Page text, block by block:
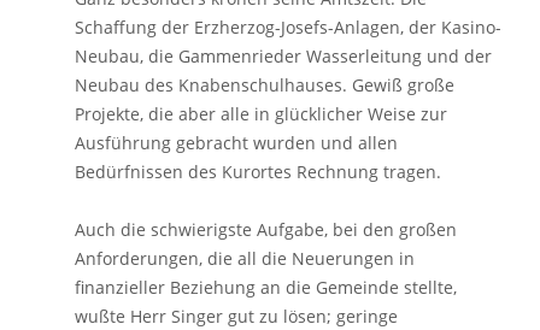
Schaffung der Erzherzog-Josefs-Anlagen, der Kasino-
Neubau, die Gammenrieder Wasserleitung und der
Neubau des Knabenschulhauses. Gewiß große
Projekte, die aber alle in glücklicher Weise zur
Ausführung gebracht wurden und allen
Bedürfnissen des Kurortes Rechnung tragen.
Auch die schwierigste Aufgabe, bei den großen
Anforderungen, die all die Neuerungen in
finanzieller Beziehung an die Gemeinde stellte,
wußte Herr Singer gut zu lösen; geringe